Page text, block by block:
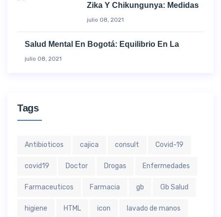
Zika Y Chikungunya: Medidas
julio 08, 2021
Salud Mental En Bogotá: Equilibrio En La
julio 08, 2021
Tags
Antibioticos cajica consult Covid-19
covid19 Doctor Drogas Enfermedades
Farmaceuticos Farmacia gb Gb Salud
higiene HTML icon lavado de manos